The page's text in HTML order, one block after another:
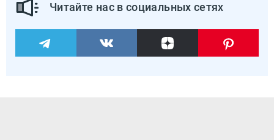
Читайте нас в социальных сетях